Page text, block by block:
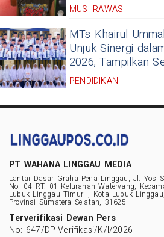
MUSI RAWAS
MTs Khairul
Unjuk Sinergi
2026, Tampilkan
PENDIDIKAN
PT WAHANA LINGGAU MEDIA
Lantai Dasar Graha Pena Linggau, Jl. Yos
No. 04 RT. 01 Kelurahan Watervang,
Lubuk Linggau Timur I, Kota Lubuk Linggau,
Provinsi Sumatera Selatan, 31625
Terverifikasi Dewan Pers
No: 647/DP-Verifikasi/K/I/2026